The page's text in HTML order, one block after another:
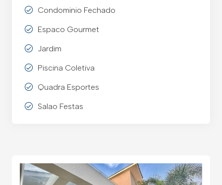
Condominio Fechado
Espaco Gourmet
Jardim
Piscina Coletiva
Quadra Esportes
Salao Festas